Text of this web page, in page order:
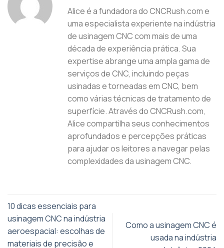
Alice é a fundadora do CNCRush.com e
uma especialista experiente na indústria
de usinagem CNC com mais de uma
década de experiência prática. Sua
expertise abrange uma ampla gama de
serviços de CNC, incluindo peças
usinadas e torneadas em CNC, bem
como várias técnicas de tratamento de
superfície. Através do CNCRush.com,
Alice compartilha seus conhecimentos
aprofundados e percepções práticas
para ajudar os leitores a navegar pelas
complexidades da usinagem CNC.
10 dicas essenciais para
usinagem CNC na indústria
aeroespacial: escolhas de
materiais de precisão e
Como a usinagem CNC é
usada na indústria